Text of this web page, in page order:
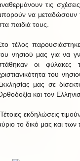
τις
να μεταδώσουν
παιδιά τους.
τέλος
νησιού μας για να
οι φύλακες
του
μας σε
και τον
εκδηλώσεις
το δικό μας και